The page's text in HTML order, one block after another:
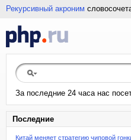
Рекурсивный акроним
За последние 24 часа нас
Последние
Китай меняет стратегию чиповой